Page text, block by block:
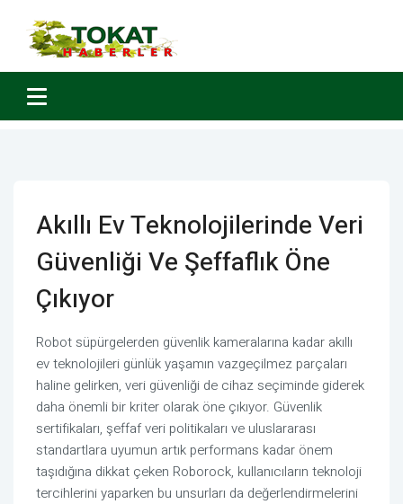
Akıllı Ev Teknolojilerinde Veri
Güvenliği Ve Şeffaflık Öne
Çıkıyor
Robot süpürgelerden güvenlik kameralarına kadar akıllı
ev teknolojileri günlük yaşamın vazgeçilmez parçaları
haline gelirken, veri güvenliği de cihaz seçiminde giderek
daha önemli bir kriter olarak öne çıkıyor. Güvenlik
sertifikaları, şeffaf veri politikaları ve uluslararası
standartlara uyumun artık performans kadar önem
taşıdığına dikkat çeken Roborock, kullanıcıların teknoloji
tercihlerini yaparken bu unsurları da değerlendirmelerini